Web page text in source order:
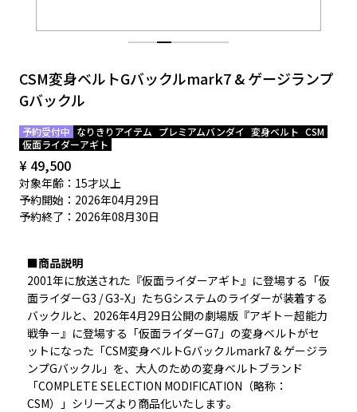
CSM変身ベルトGバックルmark7 & ゲージランプ
Gバックル
予約受付中 なりきりアイテム プレミアムバンダイ 変身ベルト CSM
仮面ライダーアギト
¥ 49,500
対象年齢：15才以上
予約開始：2026年04月29日
予約終了：2026年08月30日
■商品説明
2001年に放送された『仮面ライダーアギト』に登場する「仮
面ライダーG3 / G3-X」たちGシステムのライダーが装着する
バックルと、2026年4月29日公開の劇場版『アギト－超能力
戦争－』に登場する「仮面ライダーG7」の変身ベルトがセ
ットになった「CSM変身ベルトGバックルmark7 & ゲージラ
ンプGバックル」を、大人のための変身ベルトブランド
「COMPLETE SELECTION MODIFICATION（略称：
CSM）」シリーズより商品化いたします。